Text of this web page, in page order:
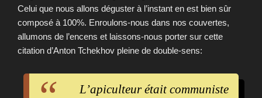
Celui que nous allons déguster à l’instant en est bien sûr
composé à 100%. Enroulons-nous dans nos couvertes,
allumons de l’encens et laissons-nous porter sur cette
citation d’Anton Tchekhov pleine de double-sens:
L’apiculteur était communiste